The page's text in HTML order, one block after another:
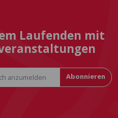
Laufenden mit
Abonnieren